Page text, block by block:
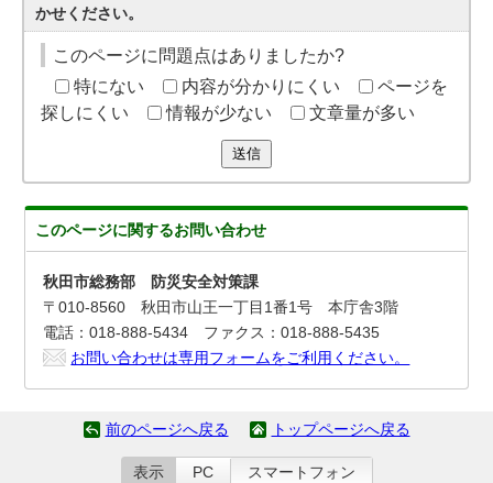
かせください。
このページに問題点はありましたか?
特にない
内容が分かりにくい
ページを
探しにくい
情報が少ない 文章量が多い
送信
このページに関するお問い合わせ
秋田市総務部 防災安全対策課
〒010-8560 秋田市山王一丁目1番1号 本庁舎3階
電話：018-888-5434 ファクス：018-888-5435
お問い合わせは専用フォームをご利用ください。
前のページへ戻る トップページへ戻る
表示 PC スマートフォン